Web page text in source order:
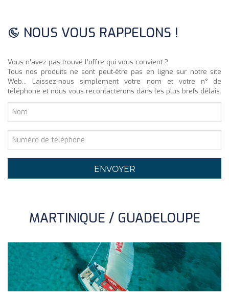
NOUS VOUS RAPPELONS !
Vous n'avez pas trouvé l'offre qui vous convient ?
Tous nos produits ne sont peut-être pas en ligne sur notre site
Web... Laissez-nous simplement votre nom et votre n° de
téléphone et nous vous recontacterons dans les plus brefs délais.
MARTINIQUE / GUADELOUPE